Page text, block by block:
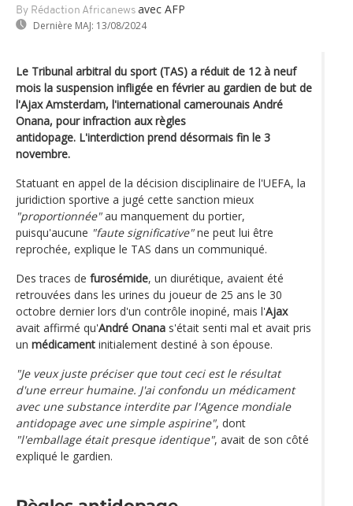
By Rédaction Africanews avec AFP
Dernière MAJ: 13/08/2024
Le Tribunal arbitral du sport (TAS) a réduit de 12 à neuf
mois la suspension infligée en février au gardien de but de
l'Ajax Amsterdam, l'international camerounais André
Onana, pour infraction aux règles
antidopage. L'interdiction prend désormais fin le 3
novembre.
Statuant en appel de la décision disciplinaire de l'UEFA, la
juridiction sportive a jugé cette sanction mieux
"proportionnée"au manquement du portier,
puisqu'aucune "faute significative"ne peut lui être
reprochée, explique le TAS dans un communiqué.
Des traces de furosémide, un diurétique, avaient été
retrouvées dans les urines du joueur de 25 ans le 30
octobre dernier lors d'un contrôle inopiné, mais l'Ajax
avait affirmé qu'André Onana s'était senti mal et avait pris
un médicament initialement destiné à son épouse.
"Je veux juste préciser que tout ceci est le résultat
d'une erreur humaine. J'ai confondu un médicament
avec une substance interdite par l'Agence mondiale
antidopage avec une simple aspirine", dont
"l'emballage était presque identique", avait de son côté
expliqué le gardien.